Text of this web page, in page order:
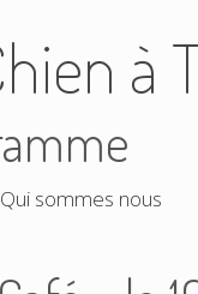
à
Qui sommes nous